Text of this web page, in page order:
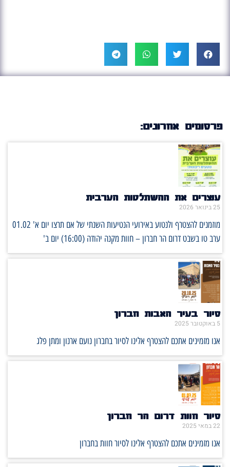
פרסומים אחרונים:
עוצרים את ההשתלטות הערבית
25 בינואר 2026
מוזמנים להצטרף ולנטוע באירועי הנטיעות השנתי של אם תרצו יום א' 01.02
ערב טו בשבט דרום הר חברון – חוות מקנה יהודה (16:00) יום ב'
סיור בעיר האבות חברון
5 באוקטובר 2025
אנו מזמינים אתכם להצטרף אלינו לסיור בחברון נועם ארנון ומתן פלג
סיור חוות דרום הר חברון
22 במאי 2025
אנו מזמינים אתכם להצטרף אלינו לסיור חוות בחברון